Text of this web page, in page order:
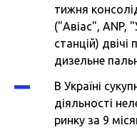
тижня
("Авіас", ANP,
станцій) двічі
дизельне
В Україні
діяльності
ринку за 9